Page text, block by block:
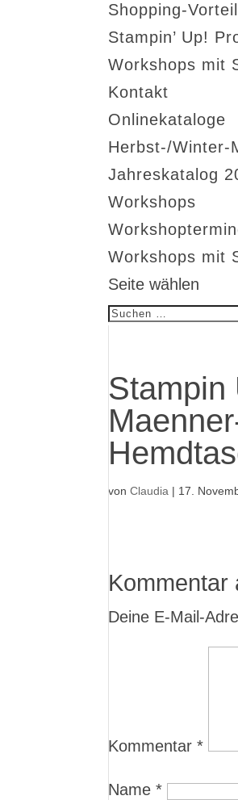
Shopping-
Stampin’ Up!
Workshops mit
Kontakt
Onlinekataloge
Herbst-/Winter-
Jahreskatalog
Workshops
Workshops mit
Seite wählen
Stampin
vonClaudia | 17.
Kommentar
Deine E-Mail-
Kommentar*
Name*